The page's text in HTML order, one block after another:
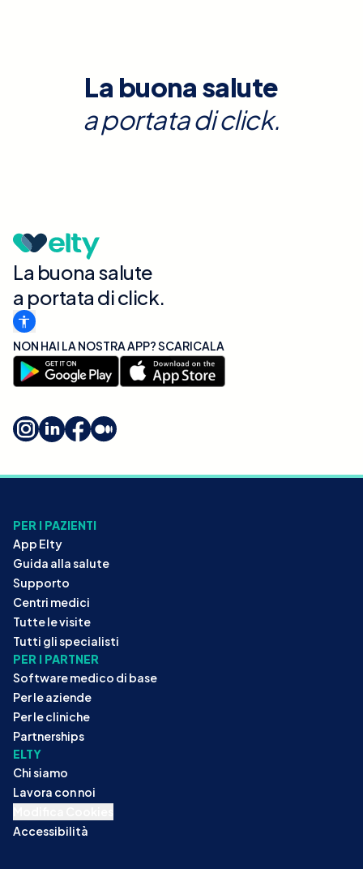
La buona salute
a portata di click.
La buona salute
a portata di click.
NON HAI LA NOSTRA APP? SCARICALA
PER I PAZIENTI
App Elty
Guida alla salute
Supporto
Centri medici
Tutte le visite
Tutti gli specialisti
PER I PARTNER
Software medico di base
Per le aziende
Per le cliniche
Partnerships
ELTY
Chi siamo
Lavora con noi
Accessibilità